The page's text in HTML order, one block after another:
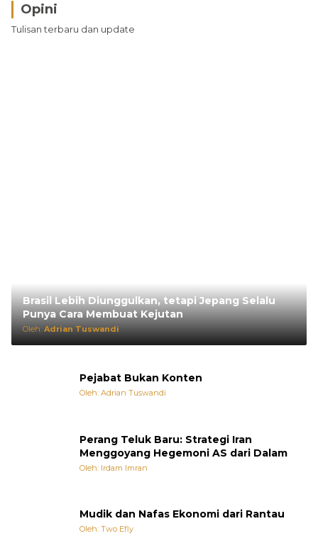
Opini
Tulisan terbaru dan update
Brasil Lebih Diunggulkan, tetapi Jepang Selalu
Punya Cara Membuat Kejutan
Oleh: Adrian Tuswandi
Pejabat Bukan Konten
Oleh: Adrian Tuswandi
Perang Teluk Baru: Strategi Iran
Menggoyang Hegemoni AS dari Dalam
Oleh: Irdam Imran
Mudik dan Nafas Ekonomi dari Rantau
Oleh: Two Efly